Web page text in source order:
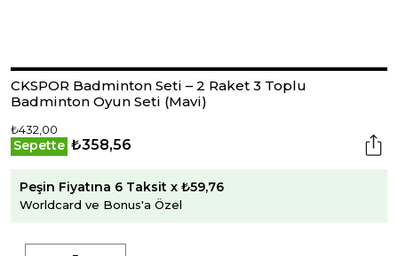
CKSPOR Badminton Seti – 2 Raket 3 Toplu
Badminton Oyun Seti (Mavi)
₺432,00
Sepette ₺358,56
Peşin Fiyatına 6 Taksit x ₺59,76
Worldcard ve Bonus'a Özel